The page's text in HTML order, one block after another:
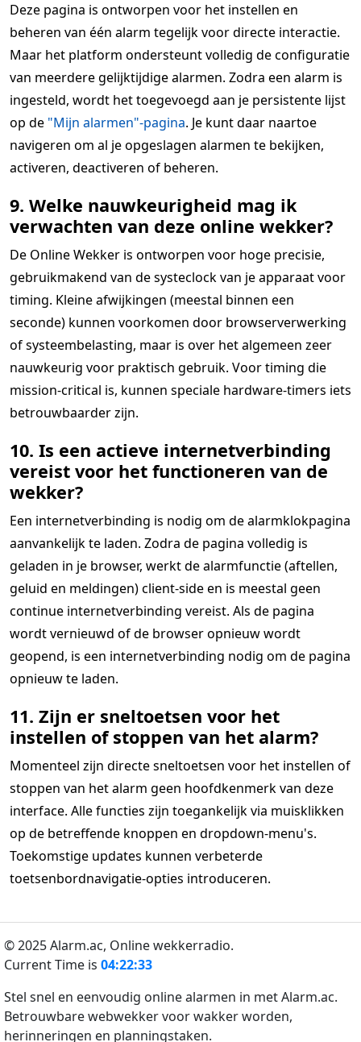
Deze pagina is ontworpen voor het instellen en
beheren van één alarm tegelijk voor directe interactie.
Maar het platform ondersteunt volledig de configuratie
van meerdere gelijktijdige alarmen. Zodra een alarm is
ingesteld, wordt het toegevoegd aan je persistente lijst
op de "Mijn alarmen"-pagina. Je kunt daar naartoe
navigeren om al je opgeslagen alarmen te bekijken,
activeren, deactiveren of beheren.
9. Welke nauwkeurigheid mag ik
verwachten van deze online wekker?
De Online Wekker is ontworpen voor hoge precisie,
gebruikmakend van de systeclock van je apparaat voor
timing. Kleine afwijkingen (meestal binnen een
seconde) kunnen voorkomen door browserverwerking
of systeembelasting, maar is over het algemeen zeer
nauwkeurig voor praktisch gebruik. Voor timing die
mission-critical is, kunnen speciale hardware-timers iets
betrouwbaarder zijn.
10. Is een actieve internetverbinding
vereist voor het functioneren van de
wekker?
Een internetverbinding is nodig om de alarmklokpagina
aanvankelijk te laden. Zodra de pagina volledig is
geladen in je browser, werkt de alarmfunctie (aftellen,
geluid en meldingen) client-side en is meestal geen
continue internetverbinding vereist. Als de pagina
wordt vernieuwd of de browser opnieuw wordt
geopend, is een internetverbinding nodig om de pagina
opnieuw te laden.
11. Zijn er sneltoetsen voor het
instellen of stoppen van het alarm?
Momenteel zijn directe sneltoetsen voor het instellen of
stoppen van het alarm geen hoofdkenmerk van deze
interface. Alle functies zijn toegankelijk via muisklikken
op de betreffende knoppen en dropdown-menu's.
Toekomstige updates kunnen verbeterde
toetsenbordnavigatie-opties introduceren.
© 2025 Alarm.ac, Online wekkerradio.
Current Time is 04:22:33
Stel snel en eenvoudig online alarmen in met Alarm.ac.
Betrouwbare webwekker voor wakker worden,
herinneringen en planningstaken.